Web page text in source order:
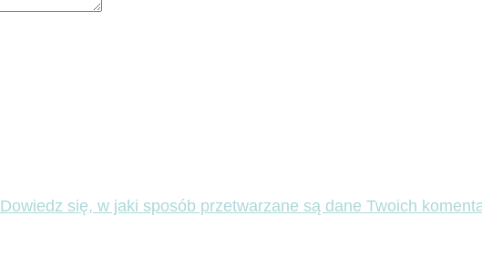
Dowiedz się, w jaki sposób przetwarzane są dane Twoich